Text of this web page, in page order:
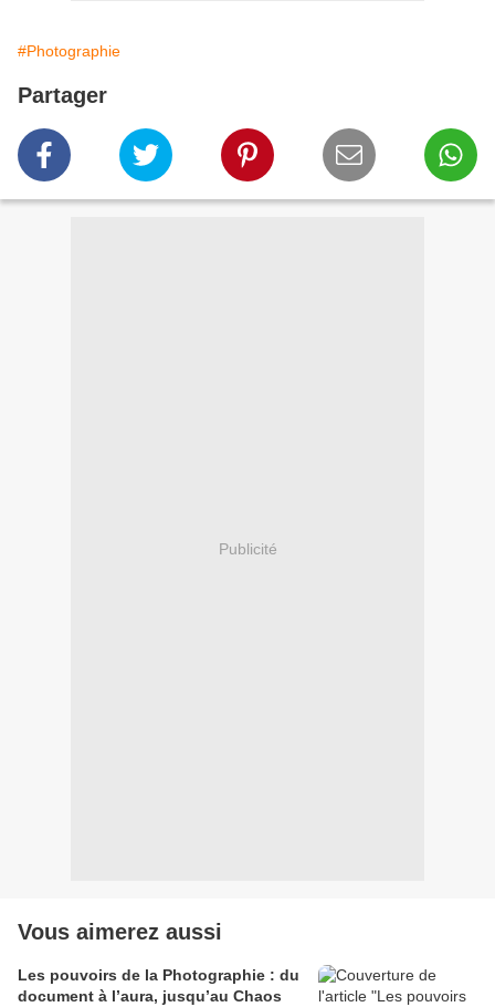
#Photographie
Partager
Publicité
Vous aimerez aussi
Les pouvoirs de la Photographie : du
document à l’aura, jusqu’au Chaos